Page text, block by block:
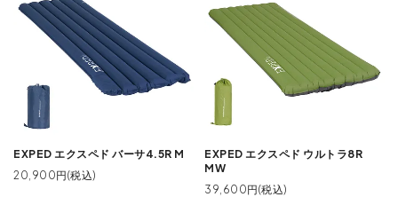
EXPED エクスペド バーサ4.5R M
20,900円(税込)
EXPED エクスペド ウルトラ8R
MW
39,600円(税込)